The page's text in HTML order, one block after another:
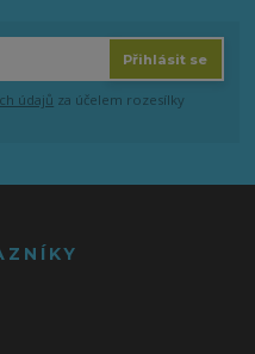
Přihlásit se
údajů za účelem rozesílky